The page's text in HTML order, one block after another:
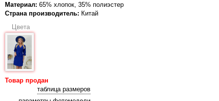
Материал: 65% хлопок, 35% полиэстер
Страна производитель: Китай
Цвета
Товар продан
таблица размеров